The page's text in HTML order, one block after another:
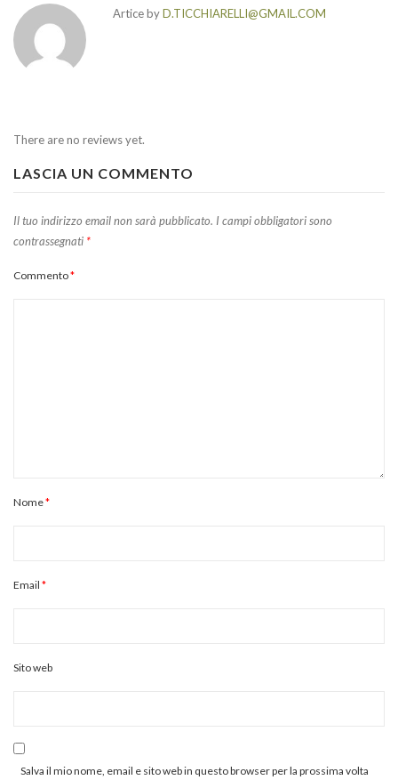
Artice byD.TICCHIARELLI@GMAIL.COM
There are no reviews yet.
LASCIA UN COMMENTO
Il tuo indirizzo email non sarà pubblicato. I campi obbligatori sono
contrassegnati *
Commento*
Nome*
Email *
Sito web
Salva il mio nome, email e sito web in questo browser per la prossima volta